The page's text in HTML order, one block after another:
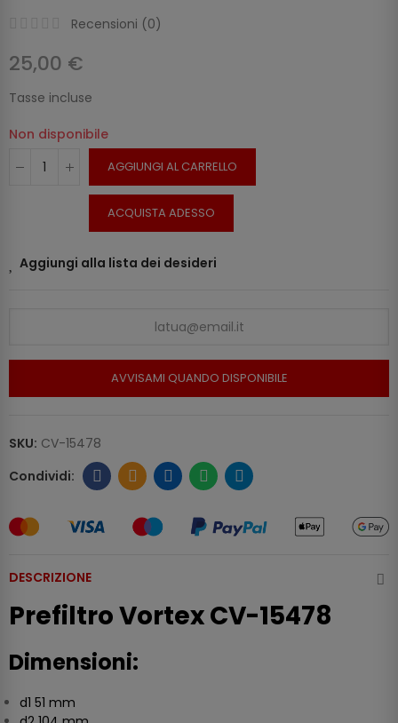
Recensioni (0)
25,00 €
Tasse incluse
Non disponibile
AGGIUNGI AL CARRELLO
ACQUISTA ADESSO
Aggiungi alla lista dei desideri
AVVISAMI QUANDO DISPONIBILE
SKU: CV-15478
DESCRIZIONE
Prefiltro Vortex CV-15478
Dimensioni:
d1 51 mm